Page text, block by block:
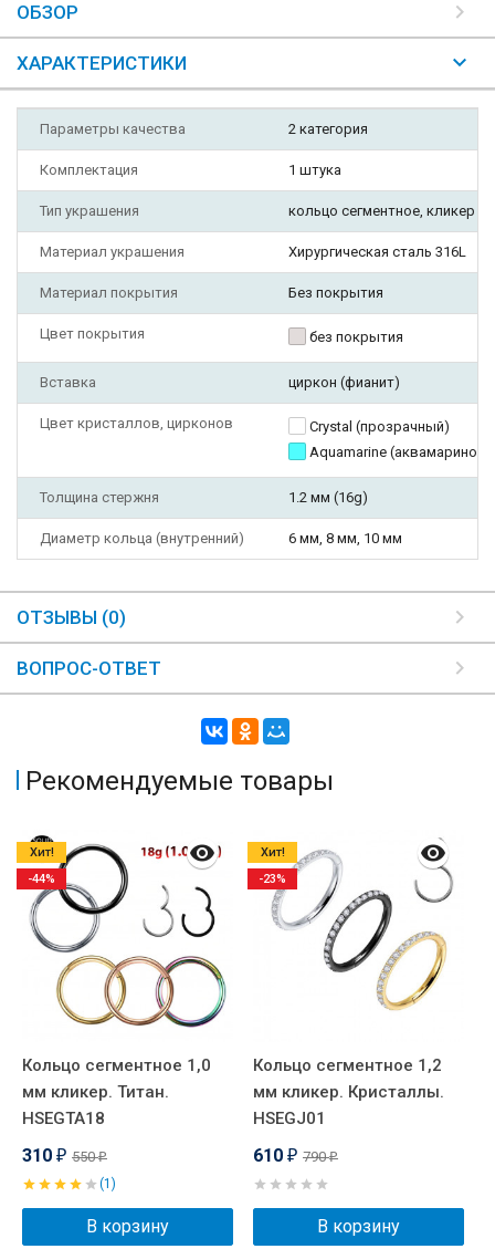
ОБЗОР
ХАРАКТЕРИСТИКИ
Параметры качества 2 категория
Комплектация 1 штука
Тип украшения кольцо сегментное, кликер
Материал украшения Хирургическая сталь 316L
Материал покрытия Без покрытия
Цвет покрытия без покрытия
Вставка циркон (фианит)
Цвет кристаллов, цирконов
Crystal (прозрачный)
Aquamarine
Толщина стержня 1.2 мм (16g)
Диаметр кольца (внутренний) 6 мм, 8 мм, 10 мм
ОТЗЫВЫ (0)
ВОПРОС-ОТВЕТ
Рекомендуемые товары
Кольцо сегментное 1,0
мм кликер. Титан.
HSEGTA18
310 ₽ 550₽
(1)
В корзину
Хит!
-44%
Кольцо сегментное 1,2
мм кликер. Кристаллы.
HSEGJ01
610 ₽ 790₽
В корзину
Хит!
-23%